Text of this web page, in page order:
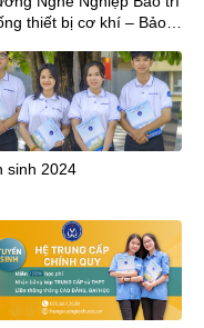
thiết bị cơ khí – Bảo
sinh 2024